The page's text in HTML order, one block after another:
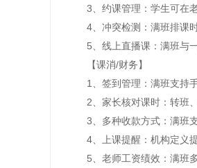
3、约课管理：学生可在老
4、冲突检测：满班排课时
5、线上直播课：满班与一
【课消/财务】
1、签到管理：满班支持手
2、家长核对课时：转班、
3、多种收款方式：满班支
4、上课提醒：机构定义提
5、老师工资绩效：满班多